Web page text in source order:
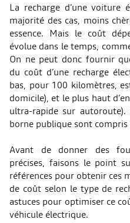
La recharge d’une voiture
majorité des cas, moins
essence. Mais le coût
évolue dans le temps,
On ne peut donc fournir
du coût d’une recharge
bas, pour 100 kilomètres,
domicile), et le plus haut
ultra-rapide sur autoroute).
borne publique sont
Avant de donner des
précises, faisons le point
références pour obtenir ces
de coût selon le type de
astuces pour optimiser ce
véhicule électrique.